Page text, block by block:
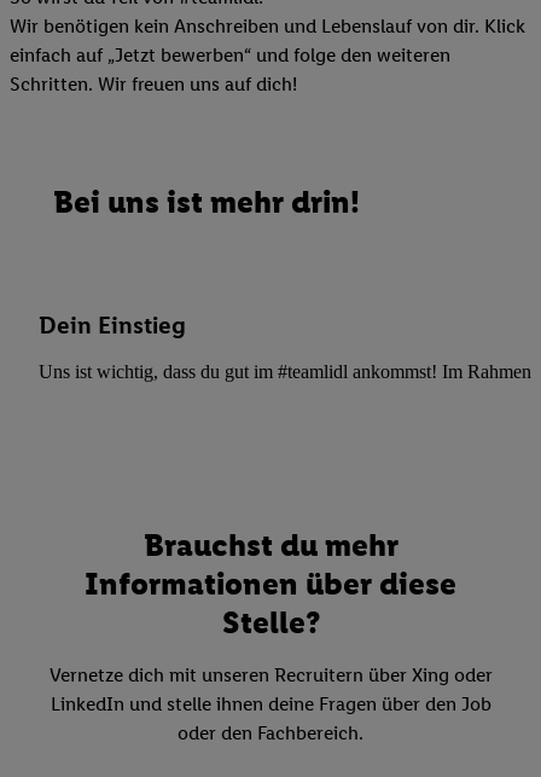
Wir benötigen kein Anschreiben und Lebenslauf von dir. Klick
einfach auf „Jetzt bewerben“ und folge den weiteren
Schritten. Wir freuen uns auf dich!
Bei uns ist mehr drin!
Dein Einstieg
Uns ist wichtig, dass du gut im #teamlidl ankommst! Im Rahmen
Brauchst du mehr
Informationen über diese
Stelle?
Vernetze dich mit unseren Recruitern über Xing oder
LinkedIn und stelle ihnen deine Fragen über den Job
oder den Fachbereich.